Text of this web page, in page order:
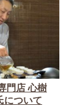
門店 心樹
ついて